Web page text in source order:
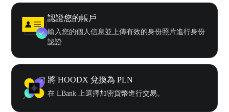
認證您的帳戶
輸入您的個人信息並上傳有效的身份照片進行身份
認證
將 HOODX 兌換為 PLN
在 LBank 上選擇加密貨幣進行交易。